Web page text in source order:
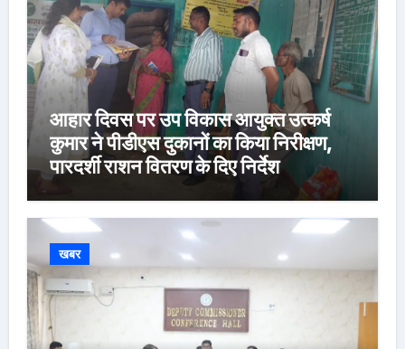
आहार दिवस पर उप विकास आयुक्त उत्कर्ष
कुमार ने पीडीएस दुकानों का किया निरीक्षण,
पारदर्शी राशन वितरण के दिए निर्देश
खबर